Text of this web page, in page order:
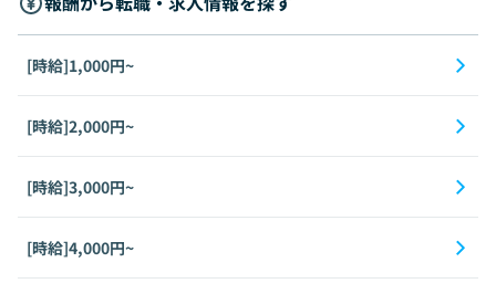
[時給]1,000円~
[時給]2,000円~
[時給]3,000円~
[時給]4,000円~